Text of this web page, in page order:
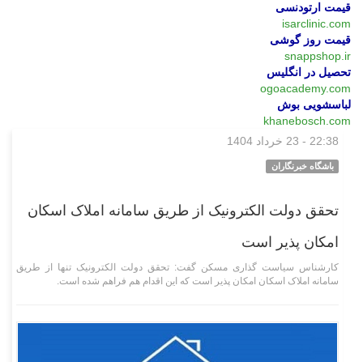
قیمت ارتودنسی
isarclinic.com
قیمت روز گوشی
snappshop.ir
تحصیل در انگلیس
ogoacademy.com
لباسشویی بوش
khanebosch.com
22:38 - 23 خرداد 1404
باشگاه خبرنگاران
تحقق دولت الکترونیک از طریق سامانه املاک اسکان
امکان پذیر است
کارشناس سیاست گذاری مسکن گفت: تحقق دولت الکترونیک تنها از طریق
سامانه املاک اسکان امکان پذیر است که این اقدام هم فراهم شده است.